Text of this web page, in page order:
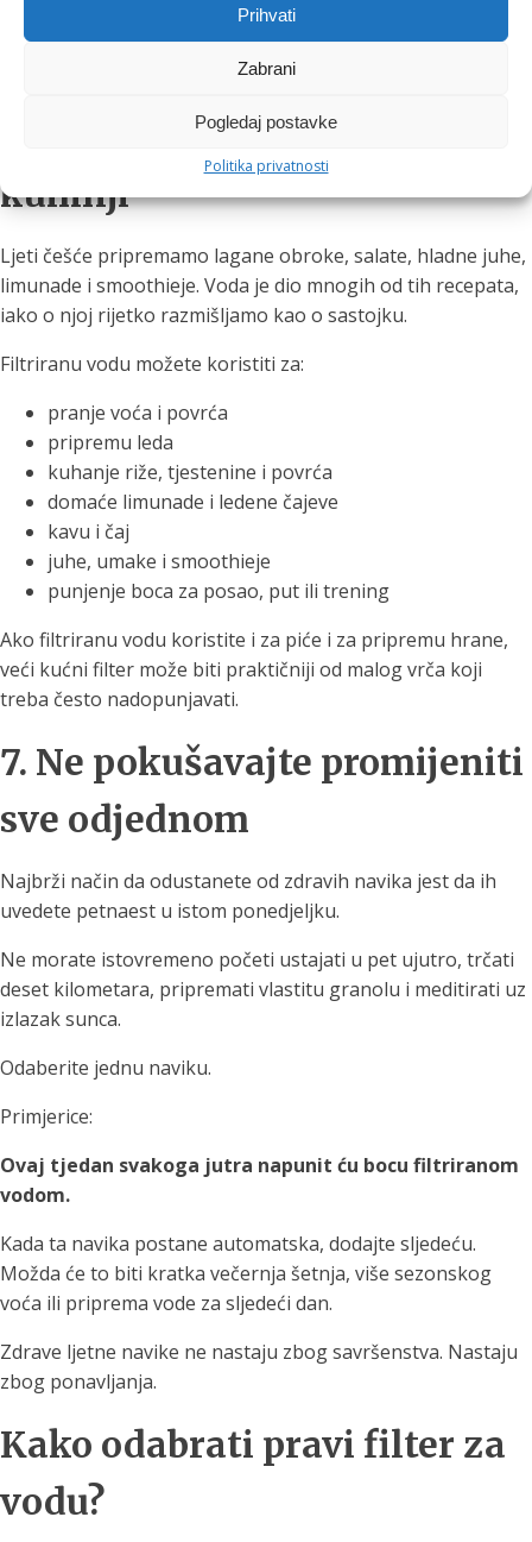
Prihvati
Zabrani
Pogledaj postavke
Politika privatnosti
Navike su najuspješnije kada ih povežemo s nečim što već
redovito radimo. Ključevi, mobitel, novčanik – i voda.
6. Koristite filtriranu vodu i u
kuhinji
Ljeti češće pripremamo lagane obroke, salate, hladne juhe,
limunade i smoothieje. Voda je dio mnogih od tih recepata,
iako o njoj rijetko razmišljamo kao o sastojku.
Filtriranu vodu možete koristiti za:
pranje voća i povrća
pripremu leda
kuhanje riže, tjestenine i povrća
domaće limunade i ledene čajeve
kavu i čaj
juhe, umake i smoothieje
punjenje boca za posao, put ili trening
Ako filtriranu vodu koristite i za piće i za pripremu hrane,
veći kućni filter može biti praktičniji od malog vrča koji
treba često nadopunjavati.
7. Ne pokušavajte promijeniti
sve odjednom
Najbrži način da odustanete od zdravih navika jest da ih
uvedete petnaest u istom ponedjeljku.
Ne morate istovremeno početi ustajati u pet ujutro, trčati
deset kilometara, pripremati vlastitu granolu i meditirati uz
izlazak sunca.
Odaberite jednu naviku.
Primjerice:
Ovaj tjedan svakoga jutra napunit ću bocu filtriranom
vodom.
Kada ta navika postane automatska, dodajte sljedeću.
Možda će to biti kratka večernja šetnja, više sezonskog
voća ili priprema vode za sljedeći dan.
Zdrave ljetne navike ne nastaju zbog savršenstva. Nastaju
zbog ponavljanja.
Kako odabrati pravi filter za
vodu?